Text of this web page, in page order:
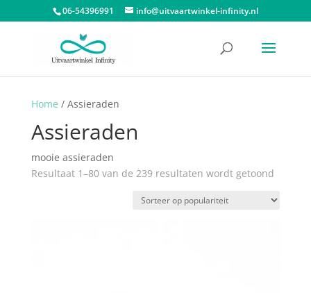
06-54396991 info@uitvaartwinkel-infinity.nl
Home / Assieraden
Assieraden
mooie assieraden
Resultaat 1–80 van de 239 resultaten wordt getoond